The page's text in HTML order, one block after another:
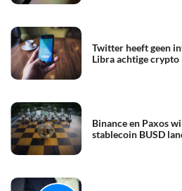
Twitter heeft geen
Libra achtige crypto
Binance en Paxos
stablecoin BUSD